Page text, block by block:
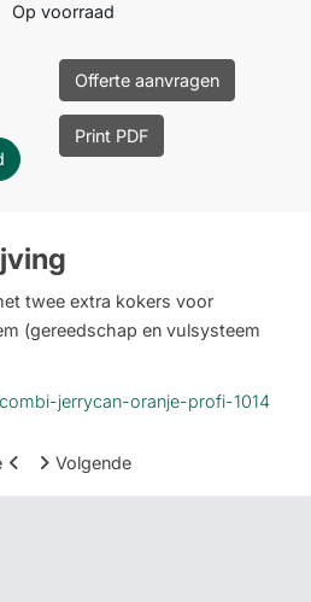
Op voorraad
Offerte aanvragen
Print PDF
twee extra kokers voor
(gereedschap en vulsysteem
jerrycan-oranje-profi-1014
Volgende